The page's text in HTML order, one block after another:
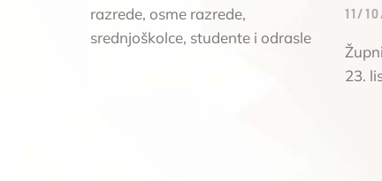
razrede, osme razrede,
srednjoškolce, studente i odrasle
11/
23.